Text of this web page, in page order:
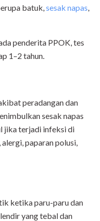
batuk,sesak napas,
penderita PPOK, tes
1–2 tahun.
peradangan dan
sesak napas
jika terjadi infeksi di
paparan polusi,
ketika paru-paru dan
yang tebal dan